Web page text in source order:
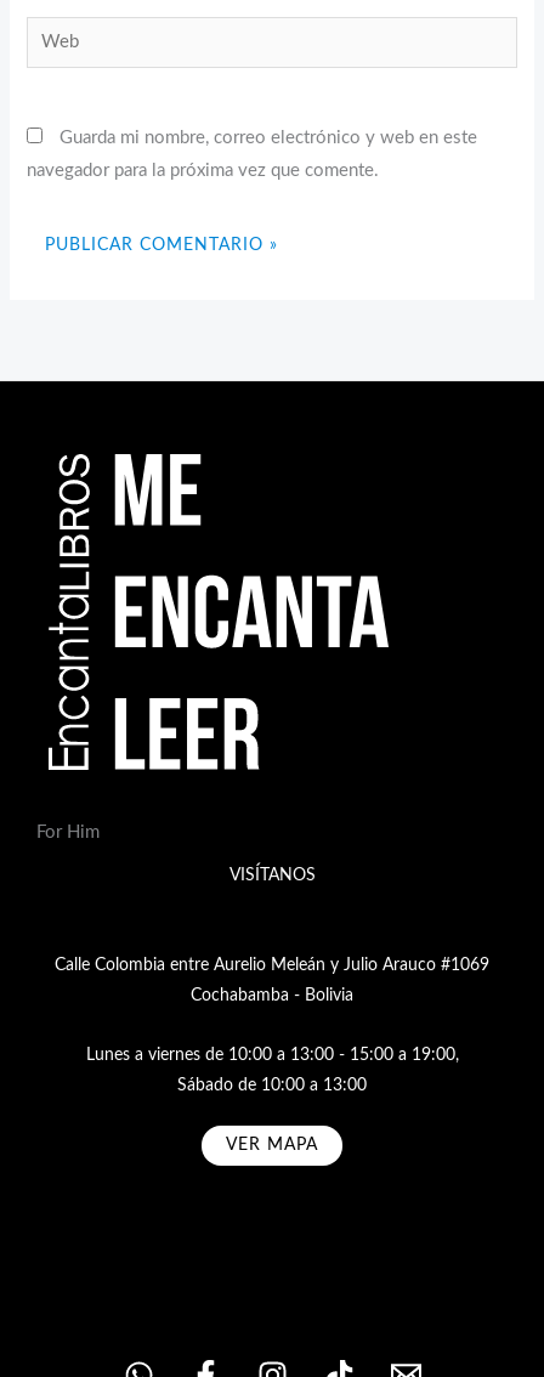
Web
Guarda mi nombre, correo electrónico y web en este
navegador para la próxima vez que comente.
For Him
VISÍTANOS
Calle Colombia entre Aurelio Meleán y Julio Arauco #1069
Cochabamba - Bolivia
Lunes a viernes de 10:00 a 13:00 - 15:00 a 19:00,
Sábado de 10:00 a 13:00
VER MAPA